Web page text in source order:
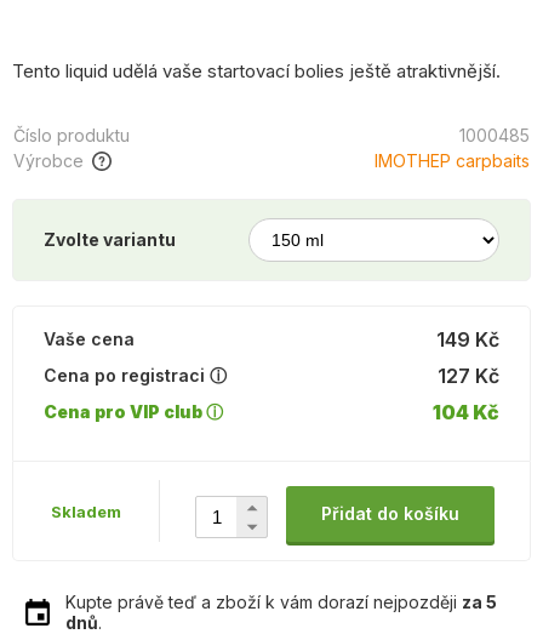
Tento liquid udělá vaše startovací bolies ještě atraktivnější.
Číslo produktu
1000485
Výrobce
IMOTHEP carpbaits
Zvolte variantu
149 Kč
Vaše cena
Cena po registraci ⓘ
127 Kč
Cena pro VIP club ⓘ 104 Kč
Skladem Přidat do košíku
Kupte právě teď a zboží k vám dorazí nejpozději za 5
dnů.